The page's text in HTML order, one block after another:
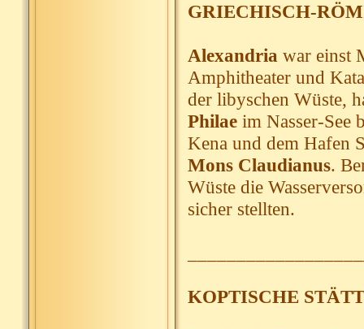
GRIECHISCH-
Alexandria war einst
Amphitheater und
der libyschen Wüste,
Philaeim Nasser-See
Kena und dem Hafen
Mons Claudianus.
Wüste die
sicher stellten.
KOPTISCHE